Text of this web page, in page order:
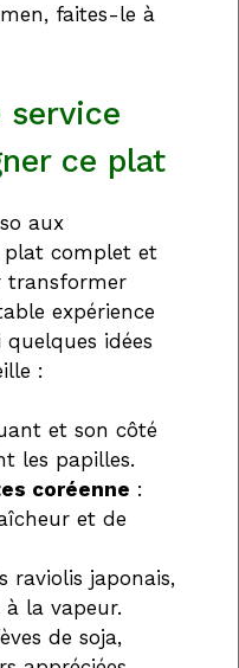
faites-le à
service
ce plat
aux
plat complet et
transformer
expérience
idées
:
et son côté
les papilles.
coréenne :
et de
raviolis japonais,
la vapeur.
de soja,